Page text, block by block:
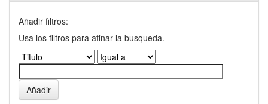
Añadir filtros:
Usa los filtros para afinar la busqueda.